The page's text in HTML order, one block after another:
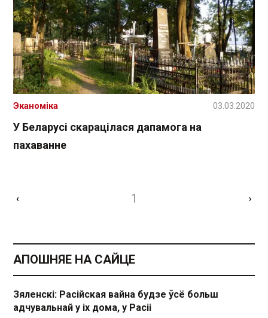
У Беларусі скарацілася дапамога на
пахаванне
Эканоміка 03.03.2020
‹ 1 ›
АПОШНЯЕ НА САЙЦЕ
Зяленскі: Расійская вайна будзе ўсё больш
адчувальнай у іх дома, у Расіі